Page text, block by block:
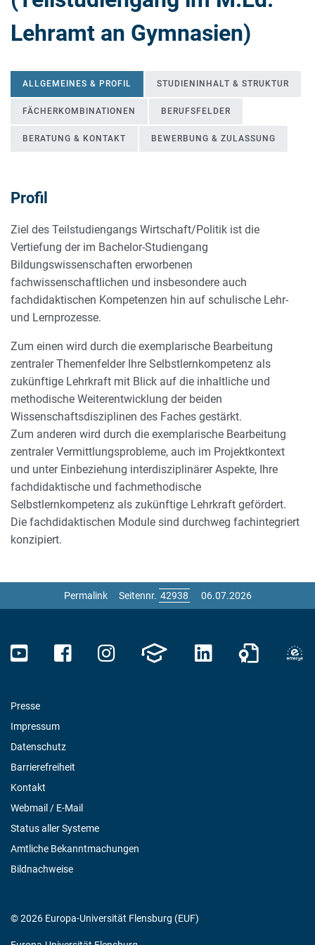
Lehramt an Gymnasien)
ALLGEMEINES & PROFIL STUDIENINHALT & STRUKTUR
FÄCHERKOMBINATIONEN BERUFSFELDER
BERATUNG & KONTAKT BEWERBUNG & ZULASSUNG
Profil
Ziel des Teilstudiengangs Wirtschaft/Politik ist die
Vertiefung der im Bachelor-Studiengang
Bildungswissenschaften erworbenen
fachwissenschaftlichen und insbesondere auch
fachdidaktischen Kompetenzen hin auf schulische Lehr-
und Lernprozesse.
Zum einen wird durch die exemplarische Bearbeitung
zentraler Themenfelder Ihre Selbstlernkompetenz als
zukünftige Lehrkraft mit Blick auf die inhaltliche und
methodische Weiterentwicklung der beiden
Wissenschaftsdisziplinen des Faches gestärkt.
Zum anderen wird durch die exemplarische Bearbeitung
zentraler Vermittlungsprobleme, auch im Projektkontext
und unter Einbeziehung interdisziplinärer Aspekte, Ihre
fachdidaktische und fachmethodische
Selbstlernkompetenz als zukünftige Lehrkraft gefördert.
Die fachdidaktischen Module sind durchweg fachintegriert
konzipiert.
Permalink Seitennr. 06.07.2026
Presse
Impressum
Datenschutz
Barrierefreiheit
Kontakt
Webmail / E-Mail
Status aller Systeme
Amtliche Bekanntmachungen
Bildnachweise
© 2026 Europa-Universität Flensburg (EUF)